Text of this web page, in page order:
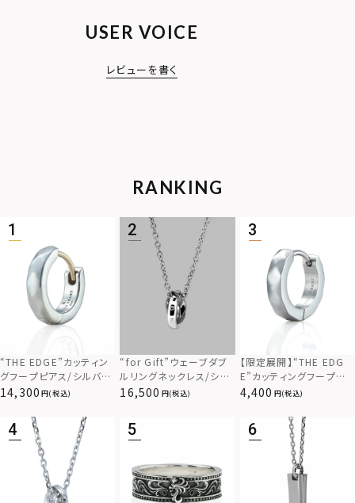
USER VOICE
レビューを書く
RANKING
“THE EDGE”カッティン
グフープピアス/シルバー
925
14,300 (税込)
“for Gift”ウェーブダブ
ルリングネックレス/シル
バー×ブラック/シルバー
16,500 (税込)
【限定展開】“THE EDG
E”カッティングフープピ
アス/サージカルステンレ
4,400 (税込)